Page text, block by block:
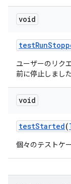
void
testRun
ユーザーのリク
前に停止しました
void
testStarted(
個々のテストケ